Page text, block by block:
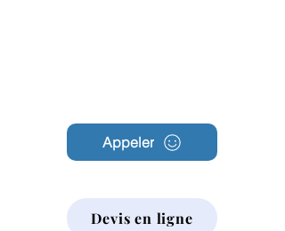
Appeler
Devis en ligne